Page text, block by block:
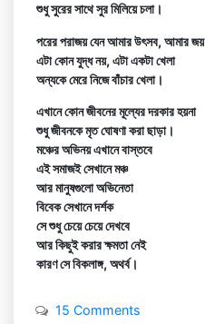
HOME
শুধু সুরের সাথে সুর মিলিয়ে চলা।
পরের পরাজয় যেন আমার উৎসব, আমার জয়
এটা কোন যুদ্ধ নয়, এটা একটা খেলা
অন্যকে মেরে নিজে বাঁচার খেলা।
এখানে কোন জীবনের মূল্যের দরকার হয়না
শুধু জীবনকে মৃত ঘোষণা করা ছাড়া।
মঞ্চের অভিনয় এখানে বাস্তবে
এই সমাজই সেখানে মঞ্চ
আর মানুষগুলো অভিনেতা
বিবেক সেখানে দর্শক
সে শুধু চেয়ে চেয়ে দেখবে
আর কিছুই করার ক্ষমতা নেই
কারণ সে বিকলাঙ্গ, অথর্ব।
15 Comments